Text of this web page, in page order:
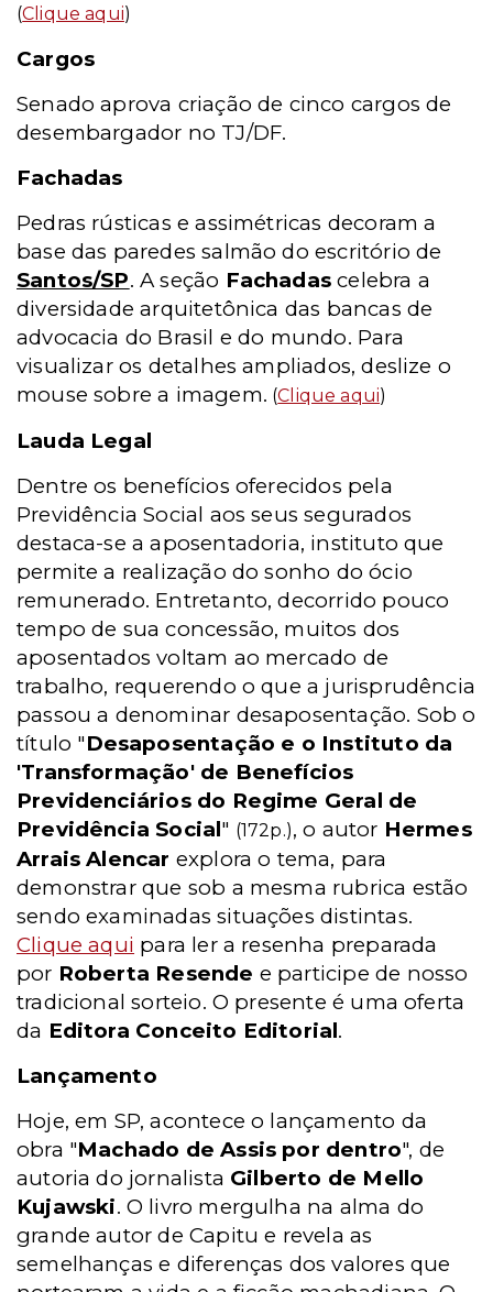
(Clique aqui)
Cargos
Senado aprova criação de cinco cargos de
desembargador no TJ/DF.
Fachadas
Pedras rústicas e assimétricas decoram a
base das paredes salmão do escritório de
Santos/SP. A seção Fachadascelebra a
diversidade arquitetônica das bancas de
advocacia do Brasil e do mundo. Para
visualizar os detalhes ampliados, deslize o
mouse sobre a imagem. (Clique aqui)
Lauda Legal
Dentre os benefícios oferecidos pela
Previdência Social aos seus segurados
destaca-se a aposentadoria, instituto que
permite a realização do sonho do ócio
remunerado. Entretanto, decorrido pouco
tempo de sua concessão, muitos dos
aposentados voltam ao mercado de
trabalho, requerendo o que a jurisprudência
passou a denominar desaposentação. Sob o
título "Desaposentação e o Instituto da
'Transformação' de Benefícios
Previdenciários do Regime Geral de
Previdência Social" (172p.), o autor Hermes
Arrais Alencar explora o tema, para
demonstrar que sob a mesma rubrica estão
sendo examinadas situações distintas.
Clique aqui para ler a resenha preparada
por Roberta Resende e participe de nosso
tradicional sorteio. O presente é uma oferta
da Editora Conceito Editorial.
Lançamento
Hoje, em SP, acontece o lançamento da
obra "Machado de Assis por dentro", de
autoria do jornalista Gilberto de Mello
Kujawski. O livro mergulha na alma do
grande autor de Capitu e revela as
semelhanças e diferenças dos valores que